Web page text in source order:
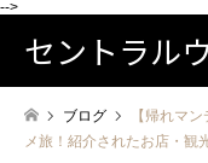
-->
セントラル
ブログ
【帰れマ
メ旅！紹介されたお店・観